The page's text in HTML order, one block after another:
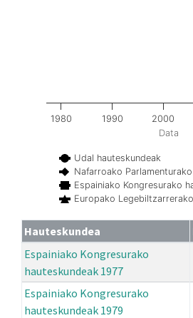
Data
Udal hauteskundeak
Nafarroako
Espainiako Kongresurako
Europako
1980 1990 2000
Hauteskundea
Espainiako Kongresurako
hauteskundeak 1977
Espainiako Kongresurako
hauteskundeak 1979